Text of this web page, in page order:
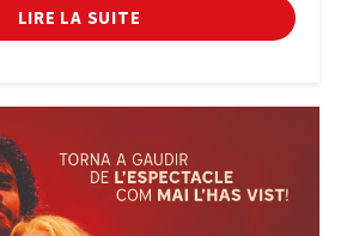
LIRE LA SUITE